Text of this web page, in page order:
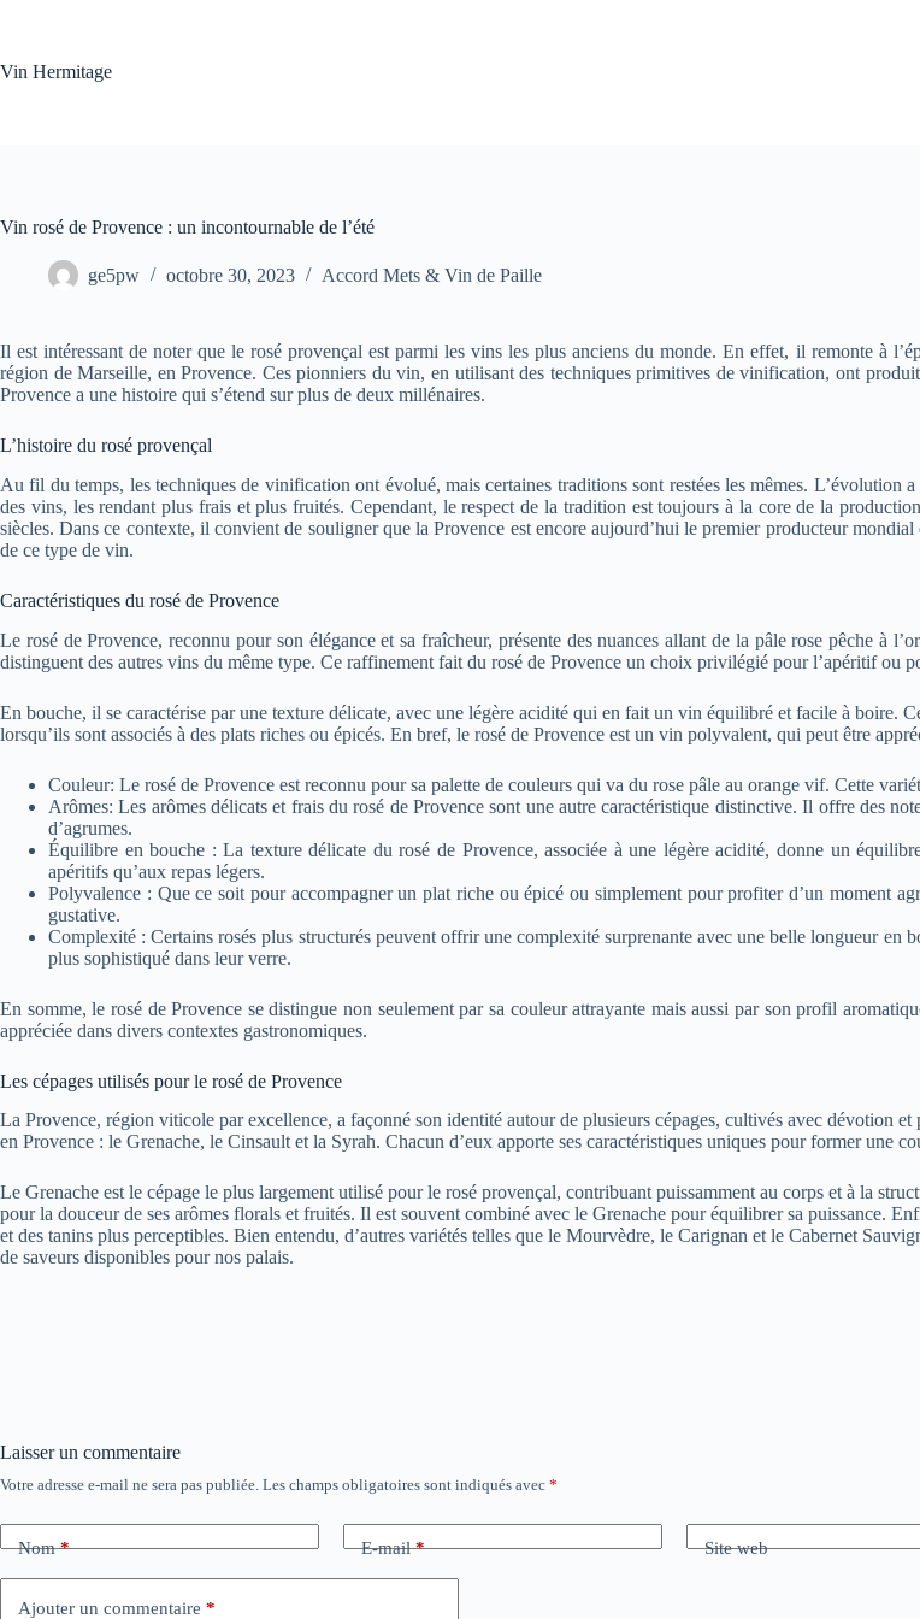
Vin Hermitage
Vin rosé de Provence : un incontournable de l’été
ge5pw octobre 30, 2023 Accord Mets & Vin de Paille
Il est intéressant de noter que le rosé provençal est parmi les vins les plus anciens du monde. En effet, il remonte à
région de Marseille, en Provence. Ces pionniers du vin, en utilisant des techniques primitives de vinification, ont
Provence a une histoire qui s’étend sur plus de deux millénaires.
L’histoire du rosé provençal
Au fil du temps, les techniques de vinification ont évolué, mais certaines traditions sont restées les mêmes. L’évolution
des vins, les rendant plus frais et plus fruités. Cependant, le respect de la tradition est toujours à la core de la
siècles. Dans ce contexte, il convient de souligner que la Provence est encore aujourd’hui le premier producteur
de ce type de vin.
Caractéristiques du rosé de Provence
Le rosé de Provence, reconnu pour son élégance et sa fraîcheur, présente des nuances allant de la pâle rose pêche à
distinguent des autres vins du même type. Ce raffinement fait du rosé de Provence un choix privilégié pour l’apéritif ou
En bouche, il se caractérise par une texture délicate, avec une légère acidité qui en fait un vin équilibré et facile à boire.
lorsqu’ils sont associés à des plats riches ou épicés. En bref, le rosé de Provence est un vin polyvalent, qui peut être
Couleur: Le rosé de Provence est reconnu pour sa palette de couleurs qui va du rose pâle au orange vif. Cette
Arômes: Les arômes délicats et frais du rosé de Provence sont une autre caractéristique distinctive. Il offre des
d’agrumes.
Équilibre en bouche : La texture délicate du rosé de Provence, associée à une légère acidité, donne un
apéritifs qu’aux repas légers.
Polyvalence : Que ce soit pour accompagner un plat riche ou épicé ou simplement pour profiter d’un moment
gustative.
Complexité : Certains rosés plus structurés peuvent offrir une complexité surprenante avec une belle longueur en
plus sophistiqué dans leur verre.
En somme, le rosé de Provence se distingue non seulement par sa couleur attrayante mais aussi par son profil
appréciée dans divers contextes gastronomiques.
Les cépages utilisés pour le rosé de Provence
La Provence, région viticole par excellence, a façonné son identité autour de plusieurs cépages, cultivés avec dévotion
en Provence : le Grenache, le Cinsault et la Syrah. Chacun d’eux apporte ses caractéristiques uniques pour former une
Le Grenache est le cépage le plus largement utilisé pour le rosé provençal, contribuant puissamment au corps et à la
pour la douceur de ses arômes florals et fruités. Il est souvent combiné avec le Grenache pour équilibrer sa puissance.
et des tanins plus perceptibles. Bien entendu, d’autres variétés telles que le Mourvèdre, le Carignan et le Cabernet
de saveurs disponibles pour nos palais.
Laisser un commentaire
Votre adresse e-mail ne sera pas publiée. Les champs obligatoires sont indiqués avec *
Nom* E-mail* Site web
Ajouter un commentaire *